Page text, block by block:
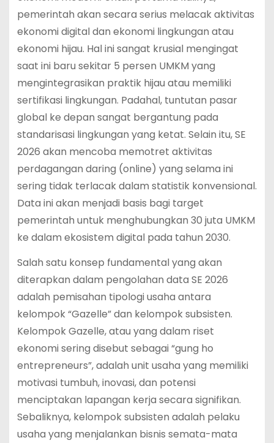
pemerintah akan secara serius melacak aktivitas
ekonomi digital dan ekonomi lingkungan atau
ekonomi hijau. Hal ini sangat krusial mengingat
saat ini baru sekitar 5 persen UMKM yang
mengintegrasikan praktik hijau atau memiliki
sertifikasi lingkungan. Padahal, tuntutan pasar
global ke depan sangat bergantung pada
standarisasi lingkungan yang ketat. Selain itu, SE
2026 akan mencoba memotret aktivitas
perdagangan daring (online) yang selama ini
sering tidak terlacak dalam statistik konvensional.
Data ini akan menjadi basis bagi target
pemerintah untuk menghubungkan 30 juta UMKM
ke dalam ekosistem digital pada tahun 2030.
Salah satu konsep fundamental yang akan
diterapkan dalam pengolahan data SE 2026
adalah pemisahan tipologi usaha antara
kelompok “Gazelle” dan kelompok subsisten.
Kelompok Gazelle, atau yang dalam riset
ekonomi sering disebut sebagai “gung ho
entrepreneurs”, adalah unit usaha yang memiliki
motivasi tumbuh, inovasi, dan potensi
menciptakan lapangan kerja secara signifikan.
Sebaliknya, kelompok subsisten adalah pelaku
usaha yang menjalankan bisnis semata-mata